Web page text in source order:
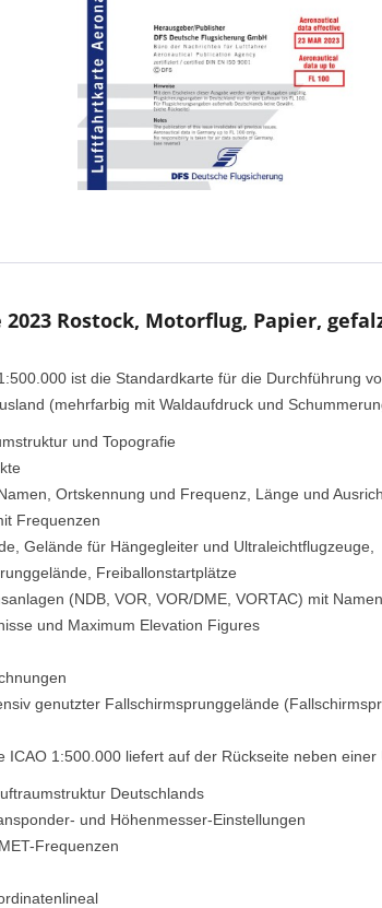
2023 Rostock, Motorflug, Papier,
ist die Standardkarte für die Durchführung
(mehrfarbig mit Waldaufdruck und
und Topografie
Ortskennung und Frequenz, Länge und
Frequenzen
Gelände für Hängegleiter und Ultraleichtflugzeuge,
Freiballonstartplätze
(NDB, VOR, VOR/DME, VORTAC) mit
und Maximum Elevation Figures
genutzter Fallschirmsprunggelände
ICAO 1:500.000 liefert auf der Rückseite neben
Deutschlands
und Höhenmesser-Einstellungen
Frequenzen